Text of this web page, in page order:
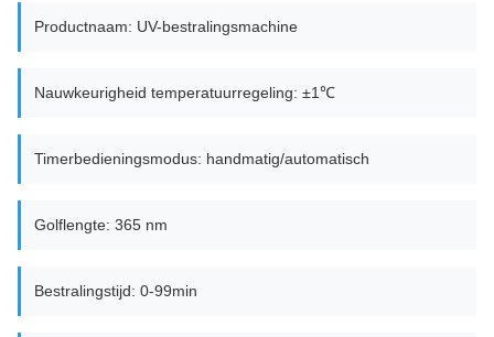
Productnaam: UV-bestralingsmachine
Nauwkeurigheid temperatuurregeling: ±1℃
Timerbedieningsmodus: handmatig/automatisch
Golflengte: 365 nm
Bestralingstijd: 0-99min